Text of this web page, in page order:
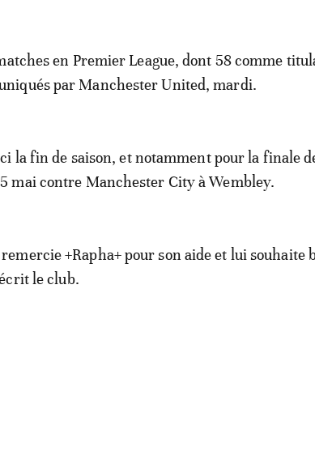
en Premier League, dont 58 comme
par Manchester United, mardi.
la fin de saison, et notamment pour la finale
mai contre Manchester City à Wembley.
+Rapha+ pour son aide et lui souhaite
le club.